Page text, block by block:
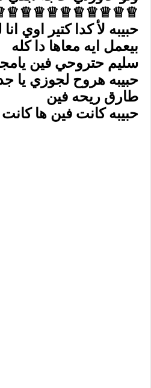
حبيبه لأ كدا كتير اوي
بيعمل ايه معاها دا كله
سليم حتروحي فين
حبيبه هروح لجوزي يا
طارق ريحه فين
حبيبه كانت فين ها